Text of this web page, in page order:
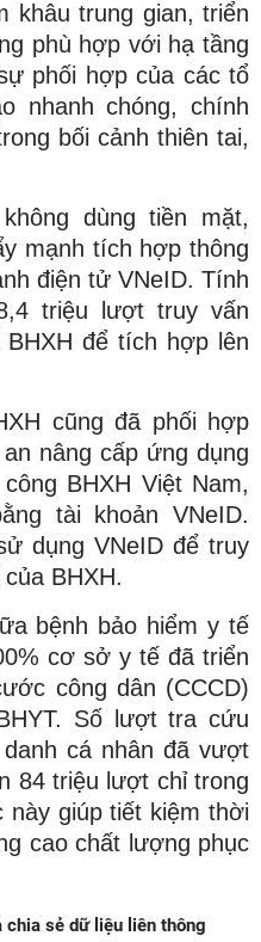
khâu trung gian, triển
phù hợp với hạ tầng
phối hợp của các tổ
nhanh chóng, chính
bối cảnh thiên tai,
dùng tiền mặt,
mạnh tích hợp thông
điện tử VNeID. Tính
triệu lượt truy vấn
để tích hợp lên
cũng đã phối hợp
nâng cấp ứng dụng
BHXH Việt Nam,
tài khoản VNeID.
dụng VNeID để truy
BHXH.
bệnh bảo hiểm y tế
cơ sở y tế đã triển
công dân (CCCD)
Số lượt tra cứu
cá nhân đã vượt
84 triệu lượt chỉ trong
này giúp tiết kiệm thời
cao chất lượng phục
sẻ dữ liệu liên thông